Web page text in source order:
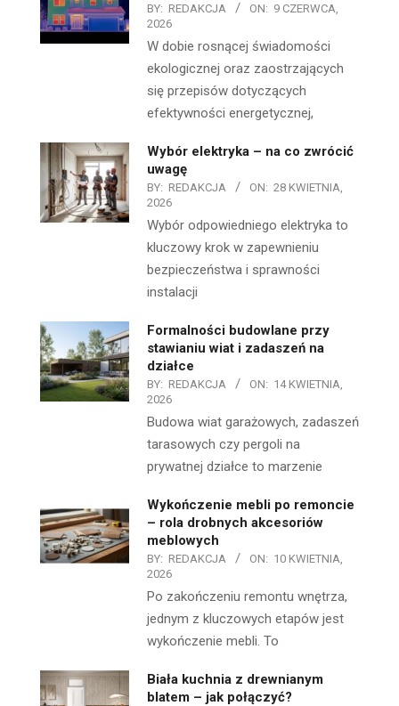
BY: REDAKCJA ON: 9 CZERWCA,
2026
W dobie rosnącej świadomości
ekologicznej oraz zaostrzających
się przepisów dotyczących
efektywności energetycznej,
Wybór elektryka – na co zwrócić
uwagę
BY: REDAKCJA ON: 28 KWIETNIA,
2026
Wybór odpowiedniego elektryka to
kluczowy krok w zapewnieniu
bezpieczeństwa i sprawności
instalacji
Formalności budowlane przy
stawianiu wiat i zadaszeń na
działce
BY: REDAKCJA ON: 14 KWIETNIA,
2026
Budowa wiat garażowych, zadaszeń
tarasowych czy pergoli na
prywatnej działce to marzenie
Wykończenie mebli po remoncie
– rola drobnych akcesoriów
meblowych
BY: REDAKCJA ON: 10 KWIETNIA,
2026
Po zakończeniu remontu wnętrza,
jednym z kluczowych etapów jest
wykończenie mebli. To
Biała kuchnia z drewnianym
blatem – jak połączyć?